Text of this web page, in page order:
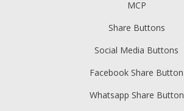
MCP
Share Buttons
Social Media Buttons
Facebook Share Button
Whatsapp Share Button